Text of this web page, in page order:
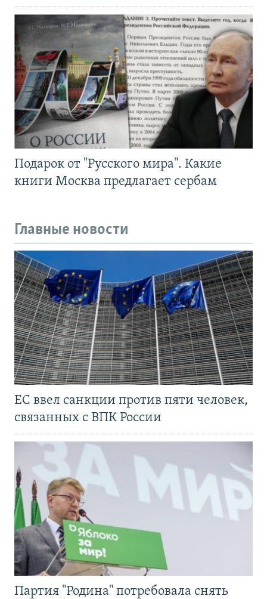
Подарок от "Русского мира". Какие
книги Москва предлагает сербам
Главные новости
ЕС ввел санкции против пяти человек,
связанных с ВПК России
Партия "Родина" потребовала снять